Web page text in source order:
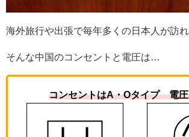
海外旅行や出張で毎年多くの日本人が訪
そんな中国のコンセントと電圧は…
コンセントはA・Oタイプ 電